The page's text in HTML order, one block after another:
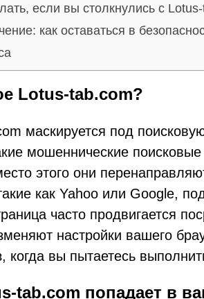
если вы столкнулись с
как оставаться в
Lotus-tab.com?
маскируется под
мошеннические
этого они
как Yahoo или Google,
часто продвигается
настройки вашего
когда вы пытаетесь
tab.com попадает в